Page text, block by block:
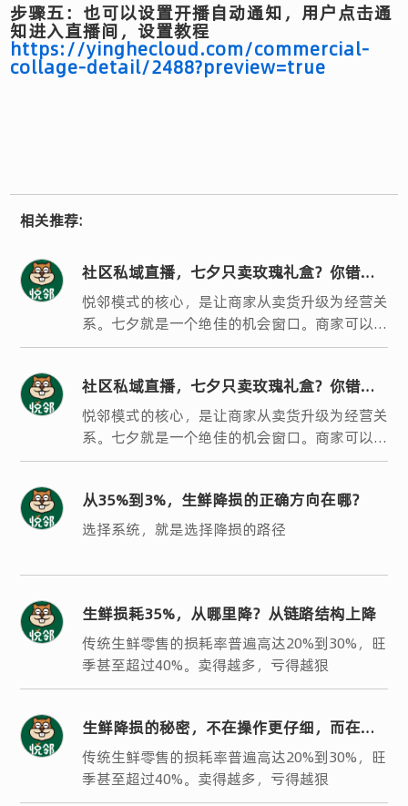
步骤五：也可以设置开播自动通知，用户点击通
知进入直播间，设置教程
https://yinghecloud.com/commercial-
collage-detail/2488?preview=true
相关推荐:
社区私域直播，七夕只卖玫瑰礼盒？你错过
了银发客群最大的机会
悦邻模式的核心，是让商家从卖货升级为经营关
系。七夕就是一个绝佳的机会窗口。商家可以策
划一场时光见证、长情有礼的主题活动，用婚龄
社区私域直播，七夕只卖玫瑰礼盒？你错过
了银发客群最大的机会
悦邻模式的核心，是让商家从卖货升级为经营关
系。七夕就是一个绝佳的机会窗口。商家可以策
划一场时光见证、长情有礼的主题活动，用婚龄
从35%到3%，生鲜降损的正确方向在哪？
选择系统，就是选择降损的路径
生鲜损耗35%，从哪里降？从链路结构上降
传统生鲜零售的损耗率普遍高达20%到30%，旺
季甚至超过40%。卖得越多，亏得越狠
生鲜降损的秘密，不在操作更仔细，而在结
构更聪明
传统生鲜零售的损耗率普遍高达20%到30%，旺
季甚至超过40%。卖得越多，亏得越狠